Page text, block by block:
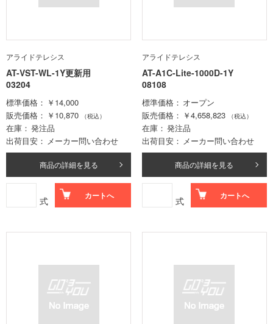
アライドテレシス
AT-VST-WL-1Y更新用
03204
標準価格
￥14,000
販売価格
￥10,870 （税込）
在庫
発注品
出荷目安
メーカー問い合わせ
商品の詳細を見る
式 カートへ
アライドテレシス
AT-A1C-Lite-1000D-1Y
08108
標準価格
オープン
販売価格
￥4,658,823 （税込）
在庫
発注品
出荷目安
メーカー問い合わせ
商品の詳細を見る
式 カートへ